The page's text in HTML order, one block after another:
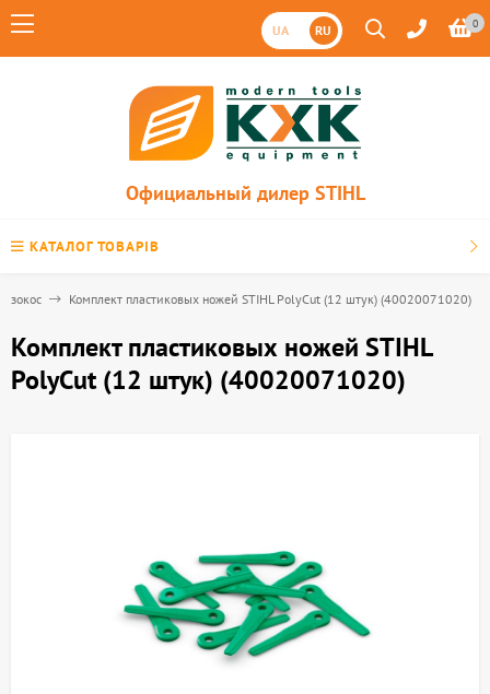
UA RU 0
Официальный дилер STIHL
КАТАЛОГ ТОВАРІВ
Комплект пластиковых ножей STIHL PolyCut (12 штук) (40020071020)
Комплект пластиковых ножей STIHL
PolyCut (12 штук) (40020071020)